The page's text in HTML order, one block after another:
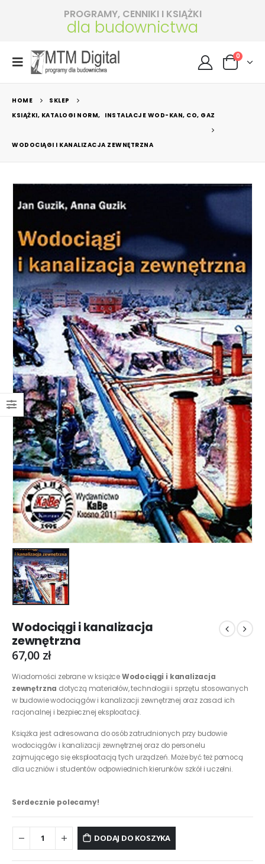
PROGRAMY, CENNIKI I KSIĄŻKI
dla budownictwa
0
HOME
SKLEP
KSIĄŻKI, KATALOGI NORM, INSTALACJE WOD-KAN, CO, GAZ
WODOCIĄGI I KANALIZACJA ZEWNĘTRZNA
Wodociągi i kanalizacja
zewnętrzna
67,00 zł
Wiadomości zebrane w książceWodociągi i kanalizacja
zewnętrzna dotyczą materiałów, technologii i sprzętu stosowanych
w budowie wodociągów i kanalizacji zewnętrznej oraz zasad ich
racjonalnej i bezpiecznej eksploatacji.
Książka jest adresowana do osób zatrudnionych przy budowie
wodociągów i kanalizacji zewnętrznej oraz do personelu
zajmującego się eksploatacją tych urządzeń. Może być też pomocą
dla uczniów i studentów odpowiednich kierunków szkół i uczelni.
Serdecznie polecamy!
DODAJ DO KOSZYKA